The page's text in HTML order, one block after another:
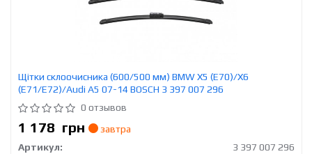
Щітки склоочисника (600/500 мм) BMW X5 (E70)/X6
(E71/E72)/Audi A5 07-14 BOSCH 3 397 007 296
0 отзывов
1 178 грн
завтра
Артикул:
3 397 007 296